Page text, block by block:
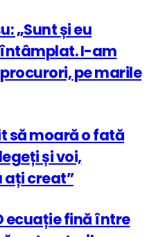
„Sunt și eu
I-am
pe marile
să moară o fată
și voi,
ați creat”
ecuație fină între